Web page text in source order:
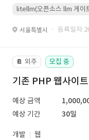
litellm(오픈소스 llm 게이
서울특별시 · 등록일자
📔 외주 모집 중
기존 PHP 웹사이
예상 금액
예상 기간
30일
개발
웹